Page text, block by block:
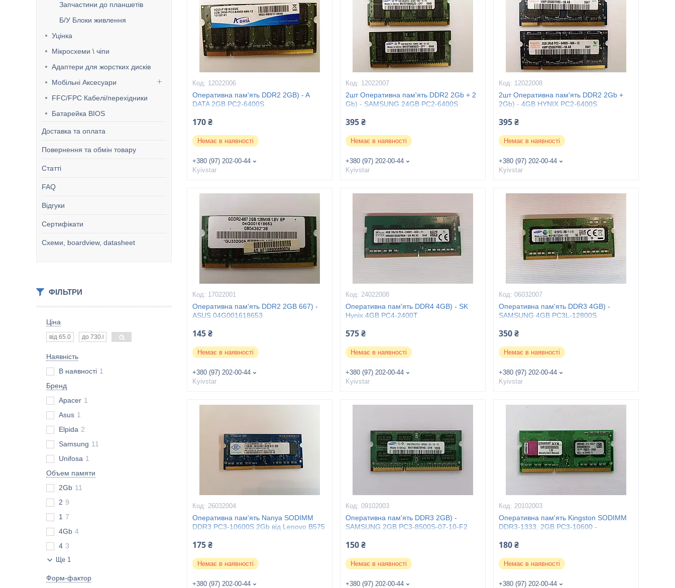
Запчастини до планшетів
Б/У Блоки живлення
Уцінка
Мікросхеми \ чіпи
Адаптери для жорстких дисків
Мобільні Аксесуари
FFC/FPC Кабелі/перехідники
Батарейка BIOS
Доставка та оплата
Повернення та обмін товару
Статті
FAQ
Відгуки
Сертифікати
Схеми, boardview, datasheet
ФІЛЬТРИ
Ціна
Наявність
В наявності 1
Бренд
Apacer 1
Asus 1
Elpida 2
Samsung 11
Unifosa 1
Объем памяти
2Gb 11
2 9
1 7
4Gb 4
4 3
Ще 1
Форм-фактор
12022006
Оперативна пам'ять DDR2 2GB) - A
DATA 2GB PC2-6400S
170 ₴
Немає в наявності
+380 (97) 202-00-44
Kyivstar
12022007
2шт Оперативна пам'ять DDR2 2Gb + 2
Gb) - SAMSUNG 24GB PC2-6400S
395 ₴
Немає в наявності
+380 (97) 202-00-44
Kyivstar
12022008
2шт Оперативна пам'ять DDR2 2Gb +
2Gb) - 4GB HYNIX PC2-6400S
395 ₴
Немає в наявності
+380 (97) 202-00-44
Kyivstar
17022001
Оперативна пам'ять DDR2 2GB 667) -
ASUS 04G001618653
145 ₴
Немає в наявності
+380 (97) 202-00-44
Kyivstar
24022008
Оперативна пам'ять DDR4 4GB) - SK
Hynix 4GB PC4-2400T
575 ₴
Немає в наявності
+380 (97) 202-00-44
Kyivstar
06032007
Оперативна пам'ять DDR3 4GB) -
SAMSUNG 4GB PC3L-12800S
350 ₴
Немає в наявності
+380 (97) 202-00-44
Kyivstar
26032004
Оперативна пам'ять Nanya SODIMM
DDR3 PC3-10600S 2Gb від Lenovo B575
175 ₴
Немає в наявності
+380 (97) 202-00-44
09102003
Оперативна пам'ять DDR3 2GB) -
SAMSUNG 2GB PC3-8500S-07-10-F2
150 ₴
Немає в наявності
+380 (97) 202-00-44
20102003
Оперативна пам'ять Kingston SODIMM
DDR3-1333, 2GB PC3-10600 -
180 ₴
Немає в наявності
+380 (97) 202-00-44